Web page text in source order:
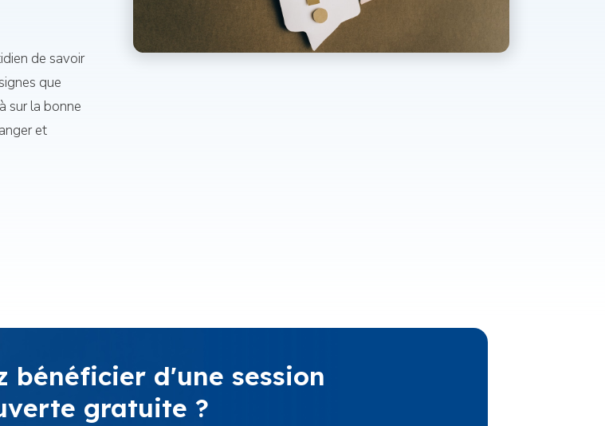
de savoir
que
sur la bonne
et
bénéficier d'une session
gratuite ?